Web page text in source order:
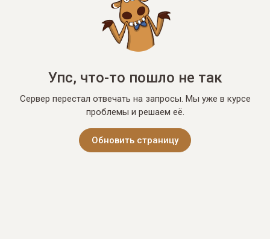
Упс, что-то пошло не так
Сервер перестал отвечать на запросы. Мы уже в курсе
проблемы и решаем её.
Обновить страницу